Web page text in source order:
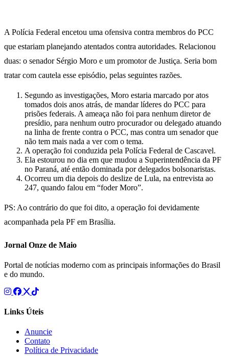
A Polícia Federal encetou uma ofensiva contra membros do PCC
que estariam planejando atentados contra autoridades. Relacionou
duas: o senador Sérgio Moro e um promotor de Justiça. Seria bom
tratar com cautela esse episódio, pelas seguintes razões.
Segundo as investigações, Moro estaria marcado por atos
tomados dois anos atrás, de mandar líderes do PCC para
prisões federais. A ameaça não foi para nenhum diretor de
presídio, para nenhum outro procurador ou delegado atuando
na linha de frente contra o PCC, mas contra um senador que
não tem mais nada a ver com o tema.
A operação foi conduzida pela Polícia Federal de Cascavel.
Ela estourou no dia em que mudou a Superintendência da PF
no Paraná, até então dominada por delegados bolsonaristas.
Ocorreu um dia depois do deslize de Lula, na entrevista ao
247, quando falou em “foder Moro”.
PS: Ao contrário do que foi dito, a operação foi devidamente
acompanhada pela PF em Brasília.
Jornal Onze de Maio
Portal de notícias moderno com as principais informações do Brasil
e do mundo.
Links Úteis
Anuncie
Contato
Política de Privacidade